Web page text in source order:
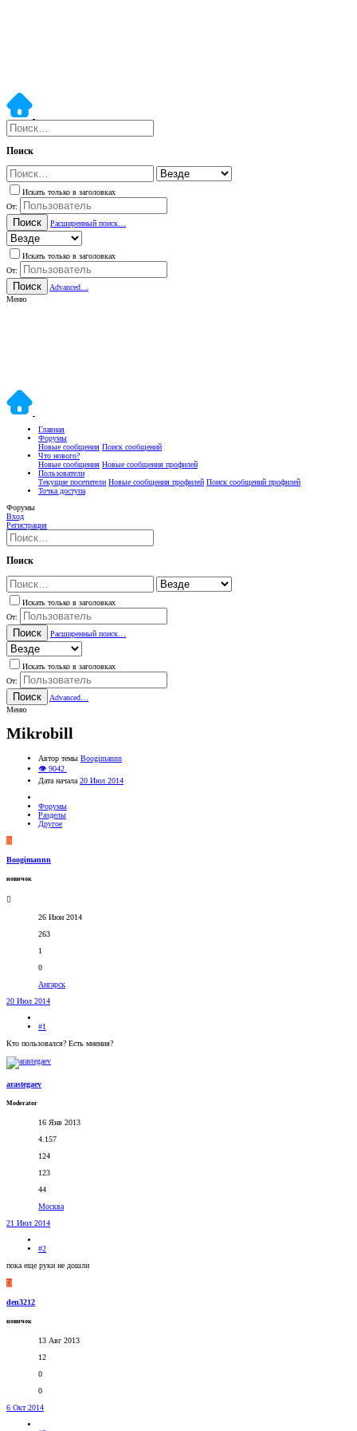
Поиск
Искать только в заголовках
От:
Поиск Расширенный поиск…
Искать только в заголовках
От:
Поиск
Advanced…
Меню
Главная
Форумы
Новые сообщения Поиск сообщений
Что нового?
Новые сообщения Новые сообщения профилей
Пользователи
Текущие посетители Новые сообщения профилей Поиск сообщений профилей
Точка доступа
Форумы
Вход
Регистрация
Поиск
Искать только в заголовках
От:
Поиск Расширенный поиск…
Искать только в заголовках
От:
Поиск
Advanced…
Меню
Mikrobill
Автор темы Boogimannn
👁 9042
Дата начала 20 Июл 2014
Форумы
Разделы
Другое
B
Boogimannn
новичок
26 Июн 2014
263
1
0
Ангарск
20 Июл 2014
#1
Кто пользовался? Есть мнения?
arastegaev
Moderator
16 Янв 2013
4.157
124
123
44
Москва
21 Июл 2014
#2
пока еще руки не дошли
D
den3212
новичок
13 Авг 2013
12
0
0
6 Окт 2014